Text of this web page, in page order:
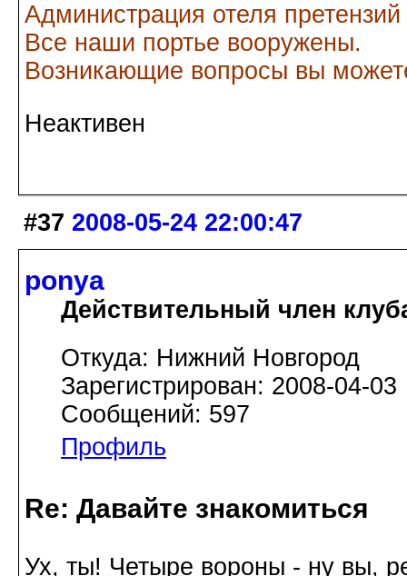
Администрация отеля
Все наши портье вооружены.
Возникающие вопросы вы
Неактивен
#37 2008-05-24 22:00:47
ponya
Действительный член
Откуда: Нижний Новгород
Зарегистрирован: 2008-04-03
Сообщений: 597
Профиль
Re: Давайте знакомиться
Ух, ты! Четыре вороны - ну вы,